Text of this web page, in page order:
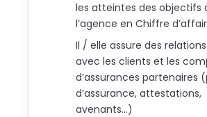
les atteintes des objectifs
l’agence en Chiffre
Il / elle assure des
avec les clients et les
d’assurances partenaires
d’assurance, attestations,
avenants…)